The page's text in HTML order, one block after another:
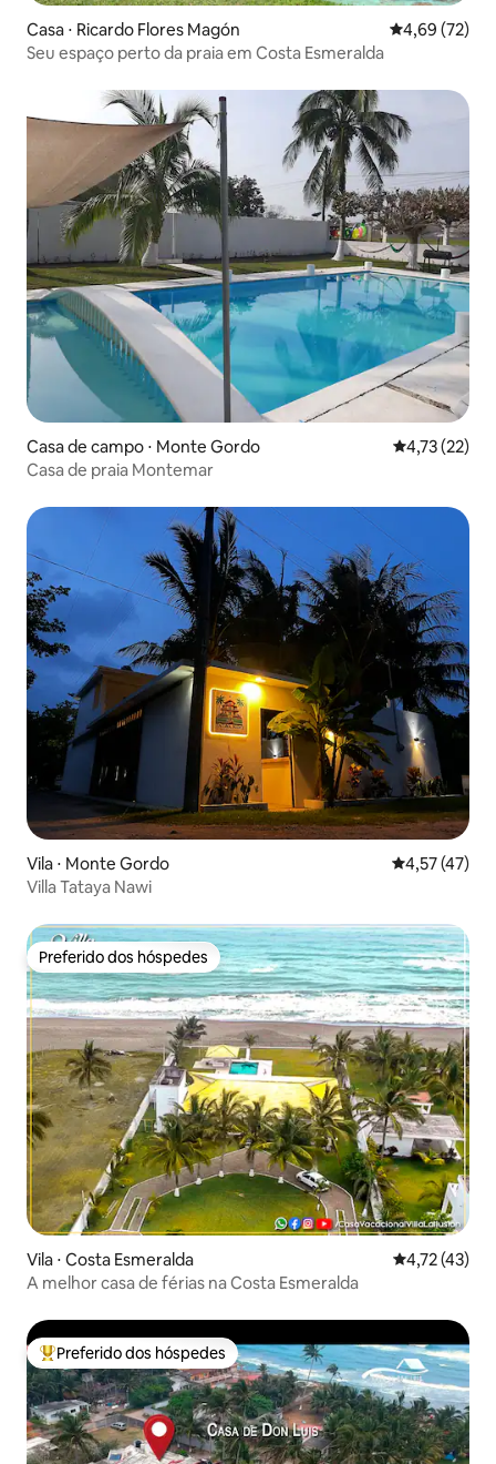
Casa ⋅ Ricardo Flores Magón 4,69 de uma
4,69 (72)
Seu espaço perto da praia em Costa Esmeralda
Casa de campo ⋅ Monte Gordo 4,73 de uma
4,73 (22)
Casa de praia Montemar
Vila ⋅ Monte Gordo 4,57 de uma
4,57 (47)
Villa Tataya Nawi
Preferido dos hóspedes
Preferido dos hóspedes
Vila ⋅ Costa Esmeralda 4,72 de uma
4,72 (43)
A melhor casa de férias na Costa Esmeralda
Entre os melhores preferidos dos hóspedes
Preferido dos hóspedes